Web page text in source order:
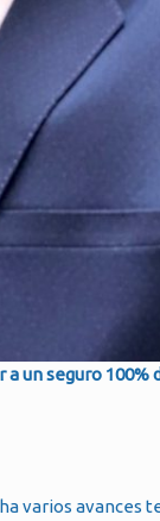
un seguro
varios avances